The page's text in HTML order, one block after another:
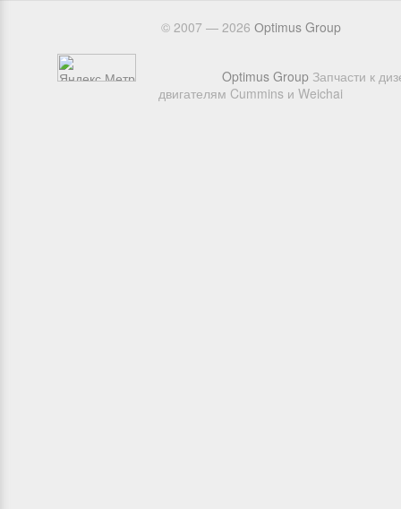
© 2007 — 2026 Оptimus Group
Optimus Group Запчасти к
двигателям Cummins и Weichai